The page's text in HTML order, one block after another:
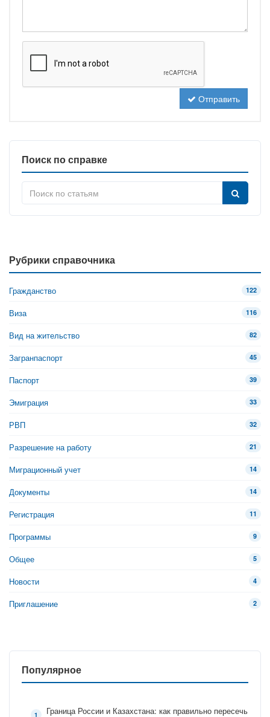
Отправить
Поиск по справке
Рубрики справочника
Гражданство 122
Виза 116
Вид на жительство 82
Загранпаспорт 45
Паспорт 39
Эмиграция 33
РВП 32
Разрешение на работу 21
Миграционный учет 14
Документы 14
Регистрация 11
Программы 9
Общее 5
Новости 4
Приглашение 2
Популярное
Граница России и Казахстана: как правильно пересечь